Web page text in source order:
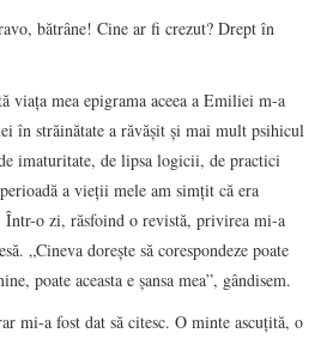
bătrâne! Cine ar fi crezut? Drept în
viaţa mea epigrama aceea a Emiliei m-a
în străinătate a răvăşit şi mai mult psihicul
imaturitate, de lipsa logicii, de practici
a vieţii mele am simţit că era
Într-o zi, răsfoind o revistă, privirea mi-a
„Cineva doreşte să corespondeze poate
poate aceasta e şansa mea”, gândisem.
mi-a fost dat să citesc. O minte ascuţită, o